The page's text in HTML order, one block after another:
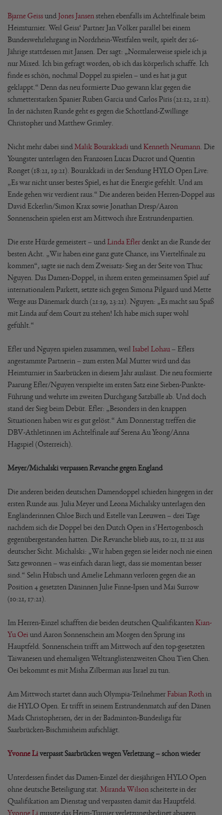
Bjarne Geissund Jones Jansen stehen ebenfalls im Achtelfinale beim
Heimturnier. Weil Geiss‘ Partner Jan Völker parallel bei einem
Bundeswehrlehrgang in Nordrhein-Westfalen weilt, spielt der 26-
Jährige stattdessen mit Jansen. Der sagt: „Normalerweise spiele ich ja
nur Mixed. Ich bin gefragt worden, ob ich das körperlich schaffe. Ich
finde es schön, nochmal Doppel zu spielen – und es hat ja gut
geklappt.“ Denn das neu formierte Duo gewann klar gegen die
schmetterstarken Spanier Ruben Garcia und Carlos Piris (21:12, 21:11).
In der nächsten Runde geht es gegen die Schottland-Zwillinge
Christopher und Matthew Grimley.
Nicht mehr dabei sindMalik Bourakkadi undKenneth Neumann . Die
Youngster unterlagen den Franzosen Lucas Ducrot und Quentin
Ronget (18:21, 19:21). Bourakkadi in der Sendung HYLO Open Live:
„Es war nicht unser bestes Spiel, es hat die Energie gefehlt. Und am
Ende gehen wir verdient raus.“ Die anderen beiden Herren-Doppel aus
David Eckerlin/Simon Krax sowie Jonathan Dresp/Aaron
Sonnenschein spielen erst am Mittwoch ihre Erstrundenpartien.
Die erste Hürde gemeistert – und Linda Eflerdenkt an die Runde der
besten Acht. „Wir haben eine ganz gute Chance, ins Viertelfinale zu
kommen“, sagte sie nach dem Zweisatz- Sieg an der Seite von Thuc
Nguyen. Das Damen-Doppel, in ihrem ersten gemeinsamen Spiel auf
internationalem Parkett, setzte sich gegen Simona Pilgaard und Mette
Werge aus Dänemark durch (21:19, 23:21). Nguyen: „Es macht sau Spaß
mit Linda auf dem Court zu stehen! Ich habe mich super wohl
gefühlt.“
Efler und Nguyen spielen zusammen, weil Isabel Lohau – Eflers
angestammte Partnerin – zum ersten Mal Mutter wird und das
Heimturnier in Saarbrücken in diesem Jahr auslässt. Die neu formierte
Paarung Efler/Nguyen verspielte im ersten Satz eine Sieben-Punkte-
Führung und wehrte im zweiten Durchgang Satzbälle ab. Und doch
stand der Sieg beim Debüt. Efler: „Besonders in den knappen
Situationen haben wir es gut gelöst.“ Am Donnerstag treffen die
DBV-Athletinnen im Achtelfinale auf Serena Au Yeong/Anna
Hagspiel (Österreich).
Meyer/Michalski verpassen Revanche gegen England
Die anderen beiden deutschen Damendoppel schieden hingegen in der
ersten Runde aus. Julia Meyer und Leona Michalsky unterlagen den
Engländerinnen Chloe Birch und Estelle van Leeuwen – drei Tage
nachdem sich die Doppel bei den Dutch Open in s’Hertogenbosch
gegenübergestanden hatten. Die Revanche blieb aus, 10:21, 11:21 aus
deutscher Sicht. Michalski: „Wir haben gegen sie leider noch nie einen
Satz gewonnen – was einfach daran liegt, dass sie momentan besser
sind.“ Selin Hübsch und Amelie Lehmann verloren gegen die an
Position 4 gesetzten Däninnen Julie Finne-Ipsen und Mai Surrow
(10:21, 17:21).
Im Herren-Einzel schafften die beiden deutschen Qualifikanten Kian-
Yu Oei und Aaron Sonnenschein am Morgen den Sprung ins
Hauptfeld. Sonnenschein trifft am Mittwoch auf den top-gesetzten
Taiwanesen und ehemaligen Weltranglistenzweiten Chou Tien Chen.
Oei bekommt es mit Misha Zilberman aus Israel zu tun.
Am Mittwoch startet dann auch Olympia-Teilnehmer Fabian Roth in
die HYLO Open. Er trifft in seinem Erstrundenmatch auf den Dänen
Mads Christophersen, der in der Badminton-Bundesliga für
Saarbrücken-Bischmisheim aufschlägt.
Yvonne Liverpasst Saarbrücken wegen Verletzung – schon wieder
Unterdessen findet das Damen-Einzel der diesjährigen HYLO Open
ohne deutsche Beteiligung stat. Miranda Wilson scheiterte in der
Qualifikation am Dienstag und verpassten damit das Hauptfeld.
Yvonne Li musste das Heim-Turnier verletzungsbedingt absagen.